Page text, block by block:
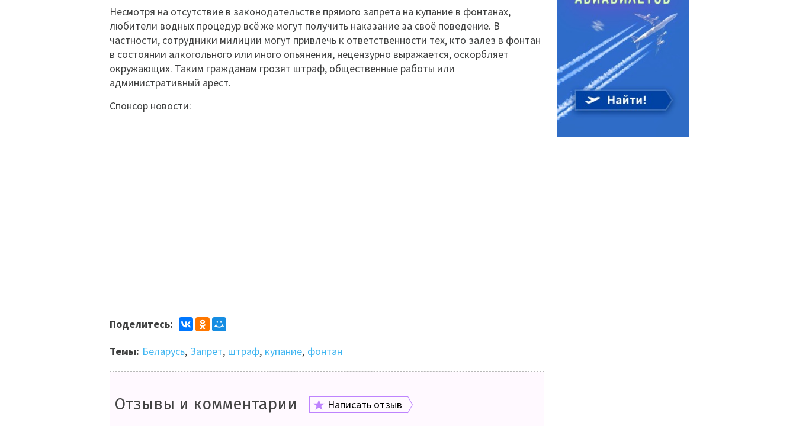
Несмотря на отсутствие в законодательстве прямого запрета на купание в фонтанах,
любители водных процедур всё же могут получить наказание за своё поведение. В
частности, сотрудники милиции могут привлечь к ответственности тех, кто залез в фонтан
в состоянии алкогольного или иного опьянения, нецензурно выражается, оскорбляет
окружающих. Таким гражданам грозят штраф, общественные работы или
административный арест.
Спонсор новости:
Поделитесь:
Темы: Беларусь, Запрет, штраф, купание, фонтан
Отзывы и комментарии Написать отзыв